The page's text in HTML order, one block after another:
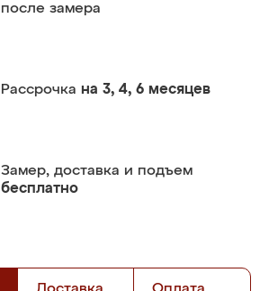
после замера
Рассрочка на 3, 4, 6 месяцев
Замер, доставка и подъем
бесплатно